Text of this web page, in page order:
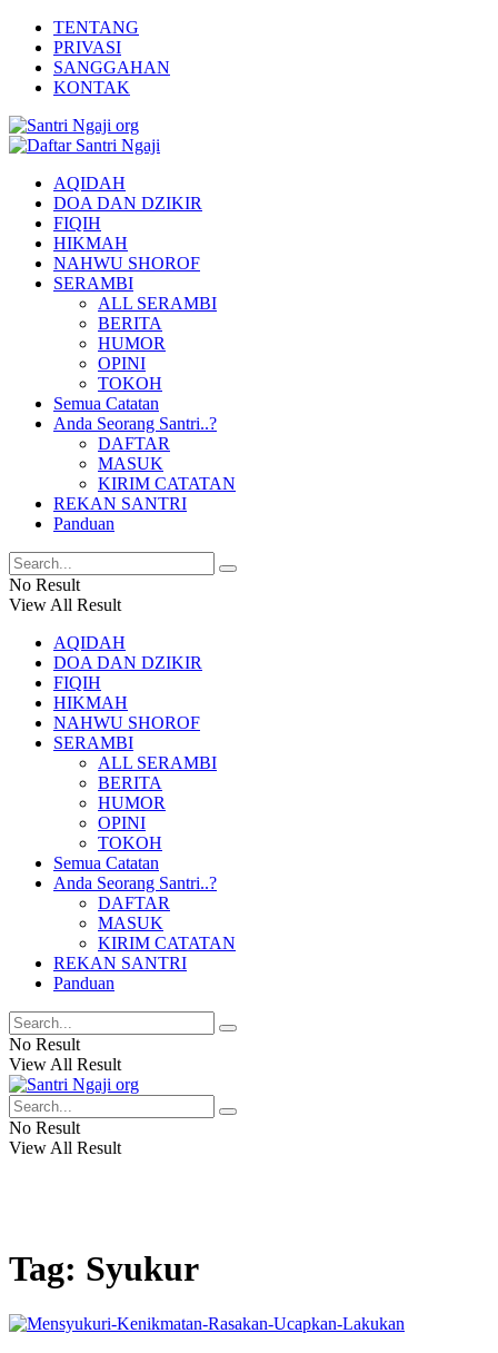
TENTANG
PRIVASI
SANGGAHAN
KONTAK
AQIDAH
DOA DAN DZIKIR
FIQIH
HIKMAH
NAHWU SHOROF
SERAMBI
ALL SERAMBI
BERITA
HUMOR
OPINI
TOKOH
Semua Catatan
Anda Seorang Santri..?
DAFTAR
MASUK
KIRIM CATATAN
REKAN SANTRI
Panduan
No Result
View All Result
AQIDAH
DOA DAN DZIKIR
FIQIH
HIKMAH
NAHWU SHOROF
SERAMBI
ALL SERAMBI
BERITA
HUMOR
OPINI
TOKOH
Semua Catatan
Anda Seorang Santri..?
DAFTAR
MASUK
KIRIM CATATAN
REKAN SANTRI
Panduan
No Result
View All Result
No Result
View All Result
Tag: Syukur